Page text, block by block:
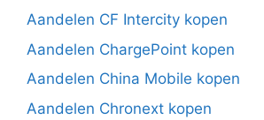
Aandelen CF Intercity kopen
Aandelen ChargePoint kopen
Aandelen China Mobile kopen
Aandelen Chronext kopen